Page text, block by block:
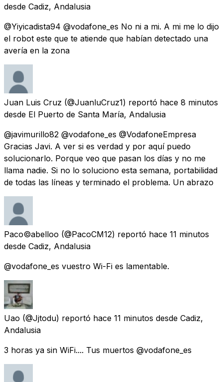
desde Cadiz, Andalusia
@Yiyicadista94 @vodafone_es No ni a mi. A mi me lo dijo
el robot este que te atiende que habían detectado una
avería en la zona
Juan Luis Cruz (@JuanluCruz1) reportó hace 8 minutos
desde El Puerto de Santa María, Andalusia
@javimurillo82 @vodafone_es @VodafoneEmpresa
Gracias Javi. A ver si es verdad y por aquí puedo
solucionarlo. Porque veo que pasan los días y no me
llama nadie. Si no lo soluciono esta semana, portabilidad
de todas las líneas y terminado el problema. Un abrazo
Paco©abelloo (@PacoCM12) reportó hace 11 minutos
desde Cadiz, Andalusia
@vodafone_es vuestro Wi-Fi es lamentable.
Uao (@Jjtodu) reportó hace 11 minutos desde Cadiz,
Andalusia
3 horas ya sin WiFi.... Tus muertos @vodafone_es